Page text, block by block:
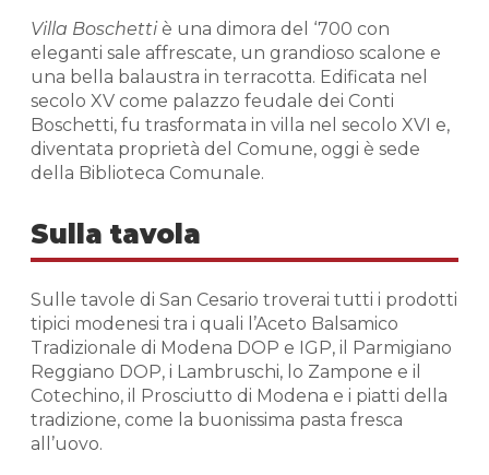
Villa Boschettiè una dimora del ‘700 con
eleganti sale affrescate, un grandioso scalone e
una bella balaustra in terracotta. Edificata nel
secolo XV come palazzo feudale dei Conti
Boschetti, fu trasformata in villa nel secolo XVI e,
diventata proprietà del Comune, oggi è sede
della Biblioteca Comunale.
Sulla tavola
Sulle tavole di San Cesario troverai tutti i prodotti
tipici modenesi tra i quali l’Aceto Balsamico
Tradizionale di Modena DOP e IGP, il Parmigiano
Reggiano DOP, i Lambruschi, lo Zampone e il
Cotechino, il Prosciutto di Modena e i piatti della
tradizione, come la buonissima pasta fresca
all’uovo.